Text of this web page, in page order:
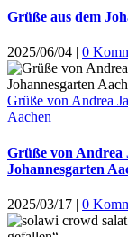
Grüße aus dem
2025/06/04 | 0
Grüße von Andrea
Aachen
Grüße von Andrea
Johannesgarten
2025/03/17 | 0